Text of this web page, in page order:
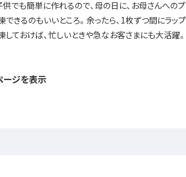
供でも簡単に作れるので、母の日に、お母さんへの
きるのもいいところ。余ったら、1枚ずつ間にラッ
ておけば、忙しいときや急なお客さまにも大活躍
ージを表示